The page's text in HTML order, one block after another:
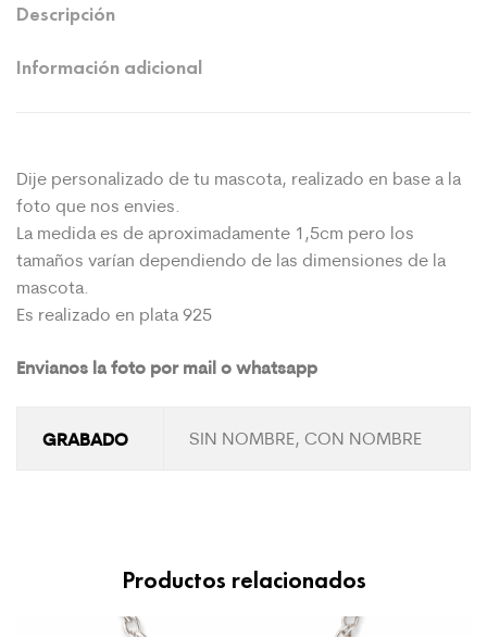
Descripción
Información adicional
Dije personalizado de tu mascota, realizado en base a la
foto que nos envies.
La medida es de aproximadamente 1,5cm pero los
tamaños varían dependiendo de las dimensiones de la
mascota.
Es realizado en plata 925
Envianos la foto por mail o whatsapp
GRABADO SIN NOMBRE, CON NOMBRE
Productos relacionados